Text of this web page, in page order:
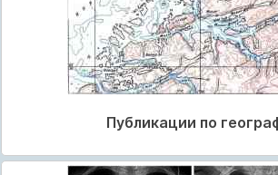
Публикации по